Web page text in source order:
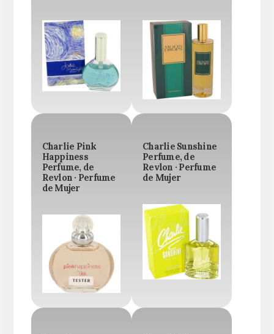
Charlie Pink
Happiness
Perfume, de
Revlon · Perfume
de Mujer
Charlie Sunshine
Perfume, de
Revlon · Perfume
de Mujer